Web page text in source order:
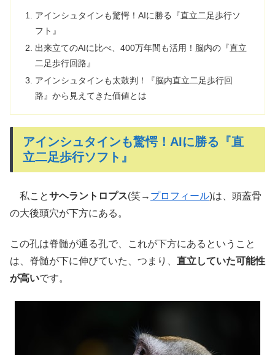
アインシュタインも驚愕！AIに勝る『直立二足歩行ソ
フト』
出来立てのAIに比べ、400万年間も活用！脳内の『直立
二足歩行回路』
アインシュタインも太鼓判！『脳内直立二足歩行回
路』から見えてきた価値とは
アインシュタインも驚愕！AIに勝る『直
立二足歩行ソフト』
私ことサヘラントロプス(笑→ プロフィール)は、頭蓋骨
の大後頭穴が下方にある。
この孔は脊髄が通る孔で、これが下方にあるということ
は、脊髄が下に伸びていた、つまり、 直立していた可能性
が高いです。